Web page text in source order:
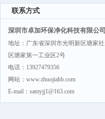
联系方式
深圳市卓加环保净化科技有限公司
地址：广东省深圳市光明新区塘家社
区塘家第一工业区2号
电话：13927479356
网站：www.zhuojiahb.com
E-mail：samyjj1@163.com